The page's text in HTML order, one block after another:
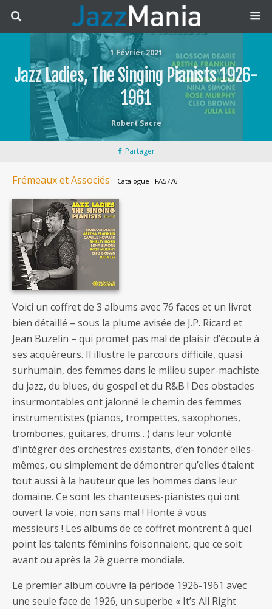
1 Février 2021
Jazz Ladies, The Singing Pianists 1926-
1961
Robert Sacre
Partager
Frémeaux et Associés – Catalogue : FA5776
Voici un coffret de 3 albums avec 76 faces et un livret
bien détaillé – sous la plume avisée de J.P. Ricard et
Jean Buzelin – qui promet pas mal de plaisir d’écoute à
ses acquéreurs. Il illustre le parcours difficile, quasi
surhumain, des femmes dans le milieu super-machiste
du jazz, du blues, du gospel et du R&B ! Des obstacles
insurmontables ont jalonné le chemin des femmes
instrumentistes (pianos, trompettes, saxophones,
trombones, guitares, drums…) dans leur volonté
d’intégrer des orchestres existants, d’en fonder elles-
mêmes, ou simplement de démontrer qu’elles étaient
tout aussi à la hauteur que les hommes dans leur
domaine. Ce sont les chanteuses-pianistes qui ont
ouvert la voie, non sans mal ! Honte à vous
messieurs ! Les albums de ce coffret montrent à quel
point les talents féminins foisonnaient, que ce soit
avant ou après la 2è guerre mondiale.
Le premier album couvre la période 1926-1961 avec
une seule face de 1926, un superbe « It’s All Right